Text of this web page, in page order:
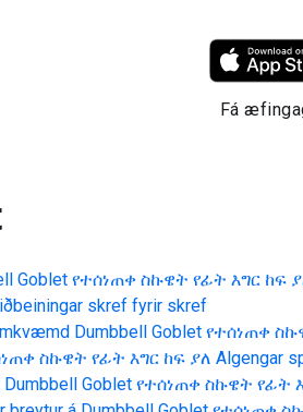
Fá
Goblet የተሰነጠቀ ስኩዌት የፊት እግር ከፍ
skref fyrir skref
Dumbbell Goblet የተሰነጠቀ
ስኩዌት የፊት እግር ከፍ ያለ Algengar
Dumbbell Goblet የተሰነጠቀ ስኩዌት የፊት